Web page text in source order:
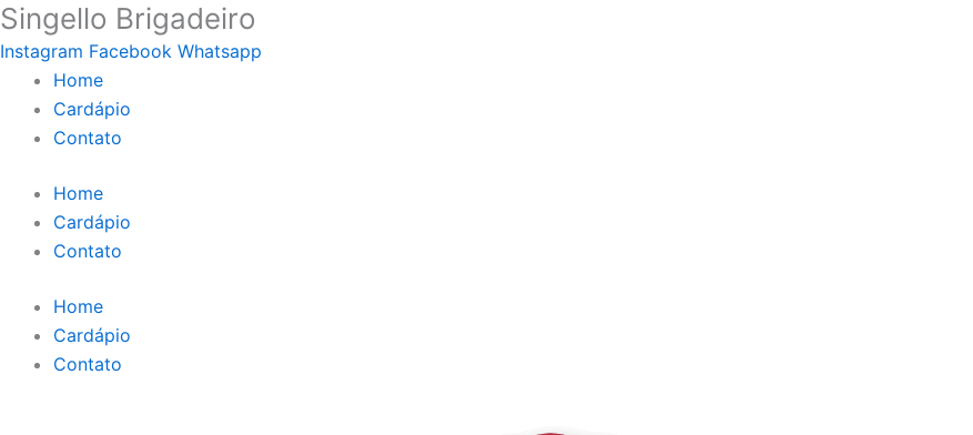
Ir
para
conteúdo
Singello Brigadeiro
Instagram Facebook Whatsapp
Home
Cardápio
Contato
Home
Cardápio
Contato
Home
Cardápio
Contato